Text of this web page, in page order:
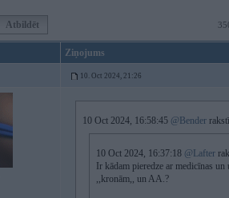
Atbildēt
Ziņojums
10. Oct 2024, 21:26
10 Oct 2024, 16:58:45 @Bender
10 Oct 2024, 16:37:18 @Lafter
Ir kādam pieredze ar medicīnas
,,kronām,, un AA.?